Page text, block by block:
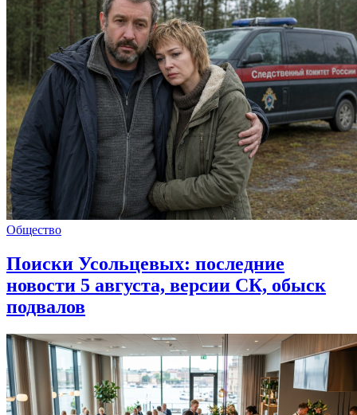
Общество
Поиски Усольцевых: последние
новости 5 августа, версии СК, обыск
подвалов